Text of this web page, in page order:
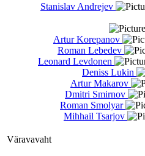
Stanislav Andrejev
Artur Korepanov
Roman Lebedev
Leonard Levdonen
Deniss Lukin
Artur Makarov
Dmitri Smirnov
Roman Smolyar
Mihhail Tsarjov
Väravavaht